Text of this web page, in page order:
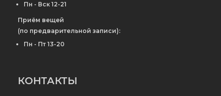
Пн - Вск 12-21
Приём вещей
(по предварительной записи):
Пн - Пт 13-20
КОНТАКТЫ